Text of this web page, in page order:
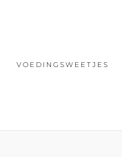
VOEDINGSWEETJES